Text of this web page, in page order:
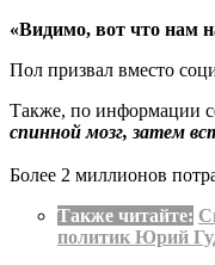
«Видимо, вот что нам
Пол призвал вместо
Также, по информации
спинной мозг, затем
Более 2 миллионов
Также читайте:
политик Юрий